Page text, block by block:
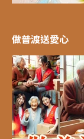
做普渡送愛心